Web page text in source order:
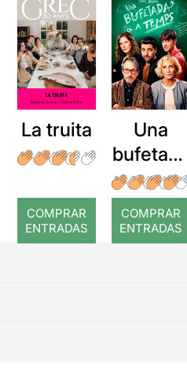
La truita
COMPRAR
ENTRADAS
Una
bufetada
a temps
COMPRAR
ENTRADAS